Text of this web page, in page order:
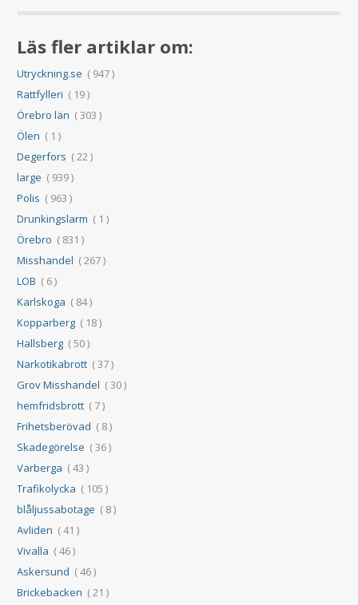
Läs fler artiklar om:
Utryckning.se ( 947 )
Rattfylleri ( 19 )
Örebro län ( 303 )
Ölen ( 1 )
Degerfors ( 22 )
large ( 939 )
Polis ( 963 )
Drunkingslarm ( 1 )
Örebro ( 831 )
Misshandel ( 267 )
LOB ( 6 )
Karlskoga ( 84 )
Kopparberg ( 18 )
Hallsberg ( 50 )
Narkotikabrott ( 37 )
Grov Misshandel ( 30 )
hemfridsbrott ( 7 )
Frihetsberövad ( 8 )
Skadegörelse ( 36 )
Varberga ( 43 )
Trafikolycka ( 105 )
blåljussabotage ( 8 )
Avliden ( 41 )
Vivalla ( 46 )
Askersund ( 46 )
Brickebacken ( 21 )